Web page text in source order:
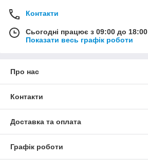
Контакти
Сьогодні працює з 09:00 до 18:00
Показати весь графік роботи
Про нас
Контакти
Доставка та оплата
Графік роботи